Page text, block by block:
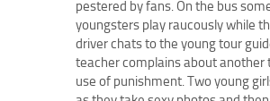
pestered by fans. On the bus
youngsters play raucously while
driver chats to the young tour
teacher complains about another
use of punishment. Two young